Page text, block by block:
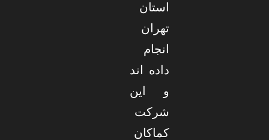
استان
تهران
انجام
داده اند
و این
شرکت
کماکان